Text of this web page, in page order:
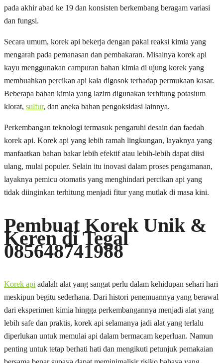
pada akhir abad ke 19 dan konsisten berkembang beragam variasi
dan fungsi.
Secara umum, korek api bekerja dengan pakai reaksi kimia yang
mengarah pada pemanasan dan pembakaran. Misalnya korek api
kayu menggunakan campuran bahan kimia di ujung korek yang
membuahkan percikan api kala digosok terhadap permukaan kasar.
Beberapa bahan kimia yang lazim digunakan terhitung potasium
klorat, sulfur, dan aneka bahan pengoksidasi lainnya.
Perkembangan teknologi termasuk pengaruhi desain dan faedah
korek api. Korek api yang lebih ramah lingkungan, layaknya yang
manfaatkan bahan bakar lebih efektif atau lebih-lebih dapat diisi
ulang, mulai populer. Selain itu inovasi dalam proses pengamanan,
layaknya pemicu otomatis yang menghindari percikan api yang
tidak diinginkan terhitung menjadi fitur yang mutlak di masa kini.
Pembuat Korek Unik &
Keren di Tegal
085648741988
Korek api adalah alat yang sangat perlu dalam kehidupan sehari hari
meskipun begitu sederhana. Dari histori penemuannya yang berawal
dari eksperimen kimia hingga perkembangannya menjadi alat yang
lebih safe dan praktis, korek api selamanya jadi alat yang terlalu
diperlukan untuk memulai api dalam bermacam keperluan. Namun
penting untuk tetap berhati hati dan mengikuti petunjuk pemakaian